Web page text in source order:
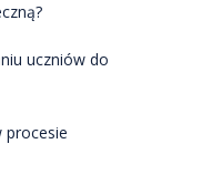
uczniów do
procesie